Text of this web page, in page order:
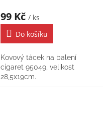
99 Kč / ks
Do košíku
Kovový tácek na balení
cigaret 95049, velikost
28,5x19cm.